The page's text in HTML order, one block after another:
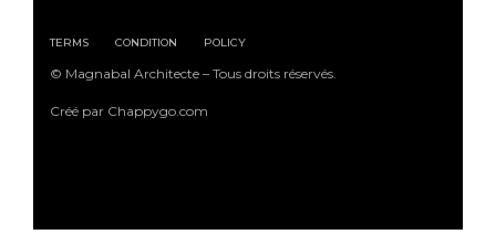
TERMS CONDITION POLICY
© Magnabal Architecte – Tous droits réservés.
Créé par Chappygo.com